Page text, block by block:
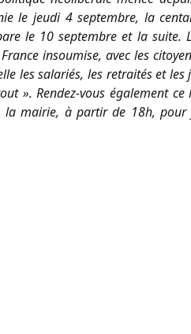
le jeudi 4 septembre, la
le 10 septembre et la suite.
insoumise, avec les
les salariés, les retraités et
». Rendez-vous également
mairie, à partir de 18h,